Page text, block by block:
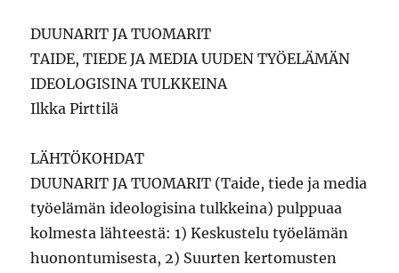
DUUNARIT JA TUOMARIT
TAIDE, TIEDE JA MEDIA UUDEN TYÖELÄMÄN
IDEOLOGISINA TULKKEINA
Ilkka Pirttilä
LÄHTÖKOHDAT
DUUNARIT JA TUOMARIT (Taide, tiede ja media
työelämän ideologisina tulkkeina) pulppuaa
kolmesta lähteestä: 1) Keskustelu työelämän
huonontumisesta, 2) Suurten kertomusten